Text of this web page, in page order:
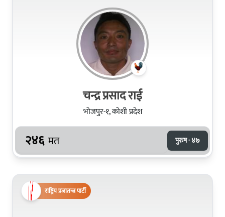
चन्द्र प्रसाद राई
भोजपुर-१, कोशी प्रदेश
२४६ मत पुरुष · ४७
राष्ट्रिय प्रजातन्त्र पार्टी